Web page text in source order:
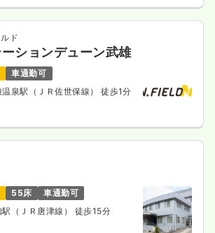
ド
ションデューン武雄
車通勤可
泉駅（ＪＲ佐世保線） 徒歩1分
55床
車通勤可
（ＪＲ唐津線） 徒歩15分